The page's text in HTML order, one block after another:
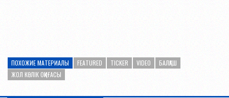
ПОХОЖИЕ МАТЕРИАЛЫ FEATURED TICKER VIDEO
БАЛҚАШ
ЖОЛ КӨЛІК ОҚИҒАСЫ